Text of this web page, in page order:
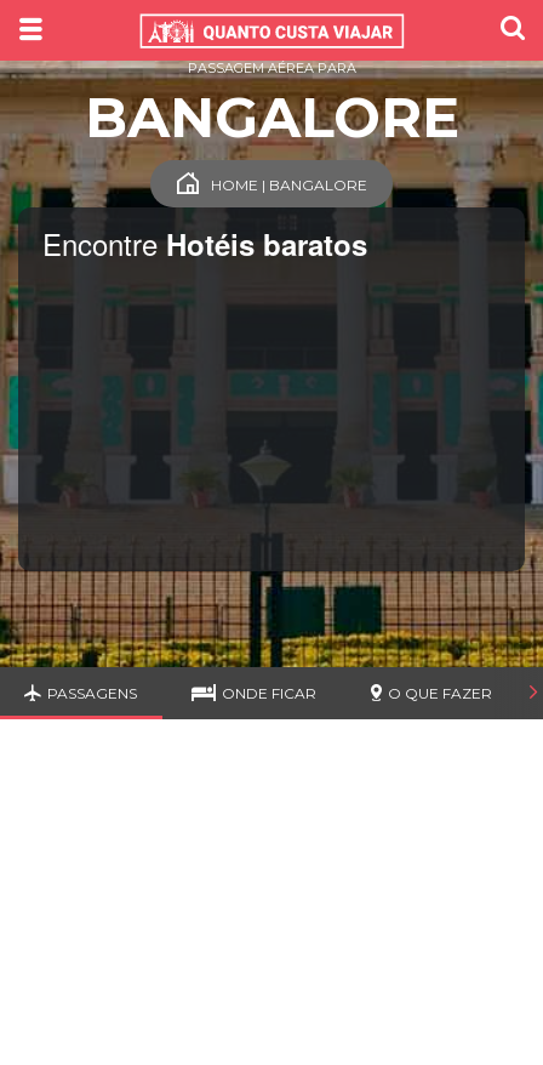
Encontre Hotéis baratos
PASSAGEM AÉREA PARA
BANGALORE
HOME | BANGALORE
PASSAGENS ONDE FICAR O QUE FAZER